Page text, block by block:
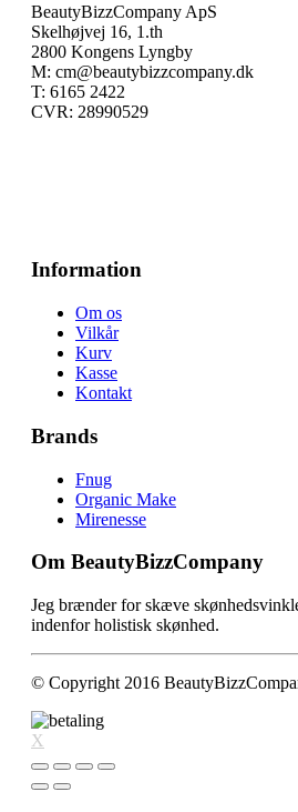
BeautyBizzCompany ApS
Skelhøjvej 16, 1.th
2800 Kongens Lyngby
M: cm@beautybizzcompany.dk
T: 6165 2422
CVR: 28990529
Information
Om os
Vilkår
Kurv
Kasse
Kontakt
Brands
Fnug
Organic Make
Mirenesse
Om BeautyBizzCompany
Jeg brænder for skæve
indenfor holistisk skønhed.
© Copyright 2016
X